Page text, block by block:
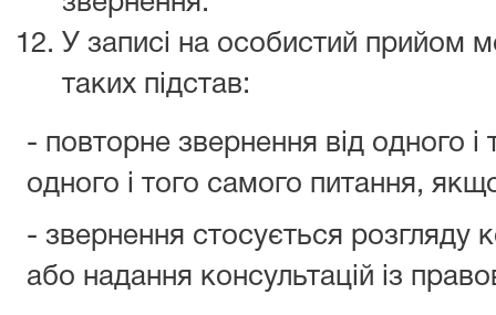
У записі на особистий прийом
таких підстав:
- повторне звернення від одного
одного і того самого питання,
- звернення стосується розгляду
або надання консультацій із